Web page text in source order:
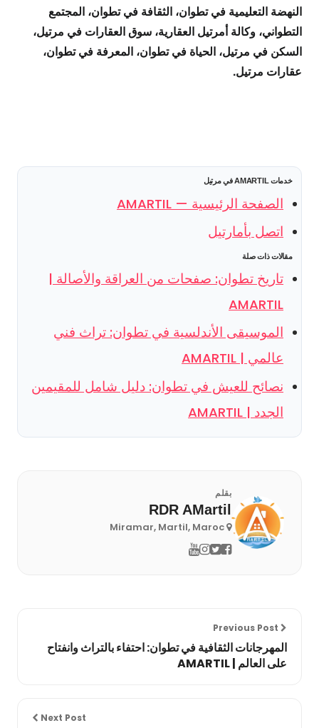
النهضة التعليمية في تطوان، الثقافة في تطوان، المجتمع
التطواني، وكالة أمرتيل العقارية، سوق العقارات في مرتيل،
السكن في مرتيل، الحياة في تطوان، المعرفة في تطوان،
عقارات مرتيل.
خدمات AMARTIL في مرتيل
الصفحة الرئيسية — AMARTIL
اتصل بأمارتيل
مقالات ذات صلة
تاريخ تطوان: صفحات من العراقة والأصالة |
AMARTIL
الموسيقى الأندلسية في تطوان: تراث فني
عالمي | AMARTIL
نصائح للعيش في تطوان: دليل شامل للمقيمين
الجدد | AMARTIL
بقلم
RDR AMartil
المهرجانات الثقافية في تطوان: احتفاء بالتراث وانفتاح
على العالم | AMARTIL
Next Post